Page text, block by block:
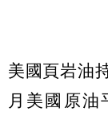
美國頁岩油
月美國原